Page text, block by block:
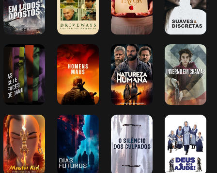
As Sete Faces
de Jane
Homens Maus
Natureza
Humana
Inverno em
Chamas
Master Kid - O
Despertar de
um Herói
Dias Futuros
O Silêncio dos
Culpados
Deus Nos
Ajude!